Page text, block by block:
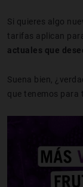
Si quieres algo
tarifas aplican
actuales que
Suena bien,
que tenemos para